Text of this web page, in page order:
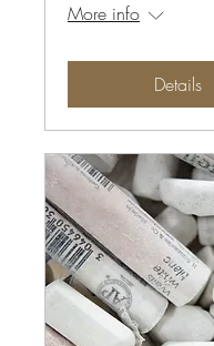
More info
Details